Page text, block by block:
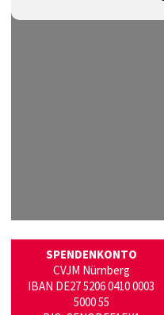
SPENDENKONTO
CVJM Nürnberg
IBAN DE27 5206 0410 0003
5000 55